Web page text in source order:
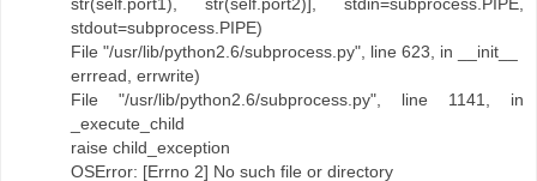
stdout=subprocess.PIPE)
File "/usr/lib/python2.6/subprocess.py", line 623, in __init__
errread, errwrite)
File "/usr/lib/python2.6/subprocess.py", line 1141, in
_execute_child
raise child_exception
OSError: [Errno 2] No such file or directory